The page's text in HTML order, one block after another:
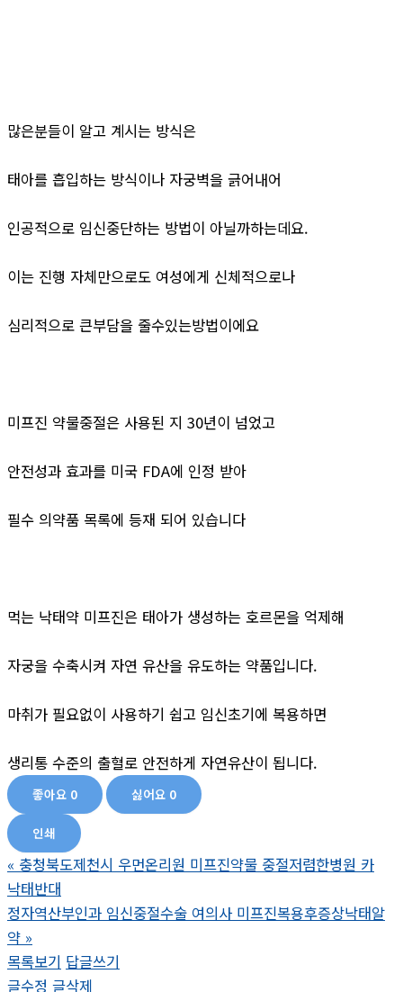
많은분들이 알고 계시는 방식은
태아를 흡입하는 방식이나 자궁벽을 긁어내어
인공적으로 임신중단하는 방법이 아닐까하는데요.
이는 진행 자체만으로도 여성에게 신체적으로나
심리적으로 큰부담을 줄수있는방법이에요
미프진 약물중절은 사용된 지 30년이 넘었고
안전성과 효과를 미국 FDA에 인정 받아
필수 의약품 목록에 등재 되어 있습니다
먹는 낙태약 미프진은 태아가 생성하는 호르몬을 억제해
자궁을 수축시켜 자연 유산을 유도하는 약품입니다.
마취가 필요없이 사용하기 쉽고 임신초기에 복용하면
생리통 수준의 출혈로 안전하게 자연유산이 됩니다.
좋아요 0 싫어요 0
인쇄
« 충청북도제천시 우먼온리원 미프진약물 중절저렴한병원 카
낙­태반대
정자역산부인과 임신중절수술 여의사 미프진복용후증상낙­태알
약 »
목록보기 답글쓰기
글수정 글삭제